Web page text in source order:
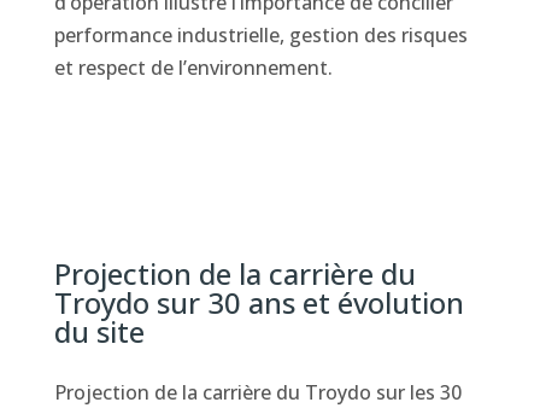
performance industrielle, gestion des risques
et respect de l’environnement.
Projection de la carrière du
Troydo sur 30 ans et évolution
du site
Projection de la carrière du Troydo sur les 30